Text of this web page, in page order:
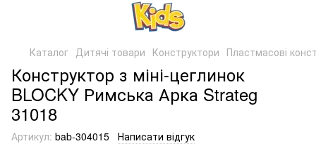
Каталог Дитячі товари Конструктори Пластмасові
Конструктор з міні-цеглинок
BLOCKY Римська Арка Strateg
31018
Артикул: bab-304015 Написати відгук